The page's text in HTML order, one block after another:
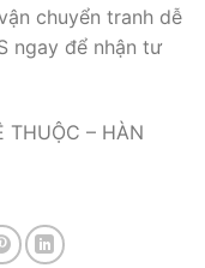
chuyển tranh dễ
ngay để nhận tư
THUỘC – HÀN